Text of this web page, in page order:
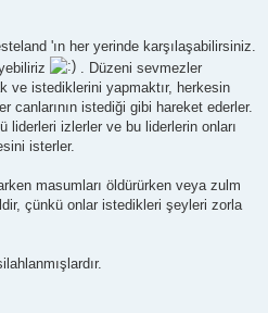
'ın her yerinde karşılaşabilirsiniz.
. Düzeni sevmezler
ve istediklerini yapmaktır, herkesin
canlarının istediği gibi hareket ederler.
liderleri izlerler ve bu liderlerin onları
isterler.
masumları öldürürken veya zulm
çünkü onlar istedikleri şeyleri zorla